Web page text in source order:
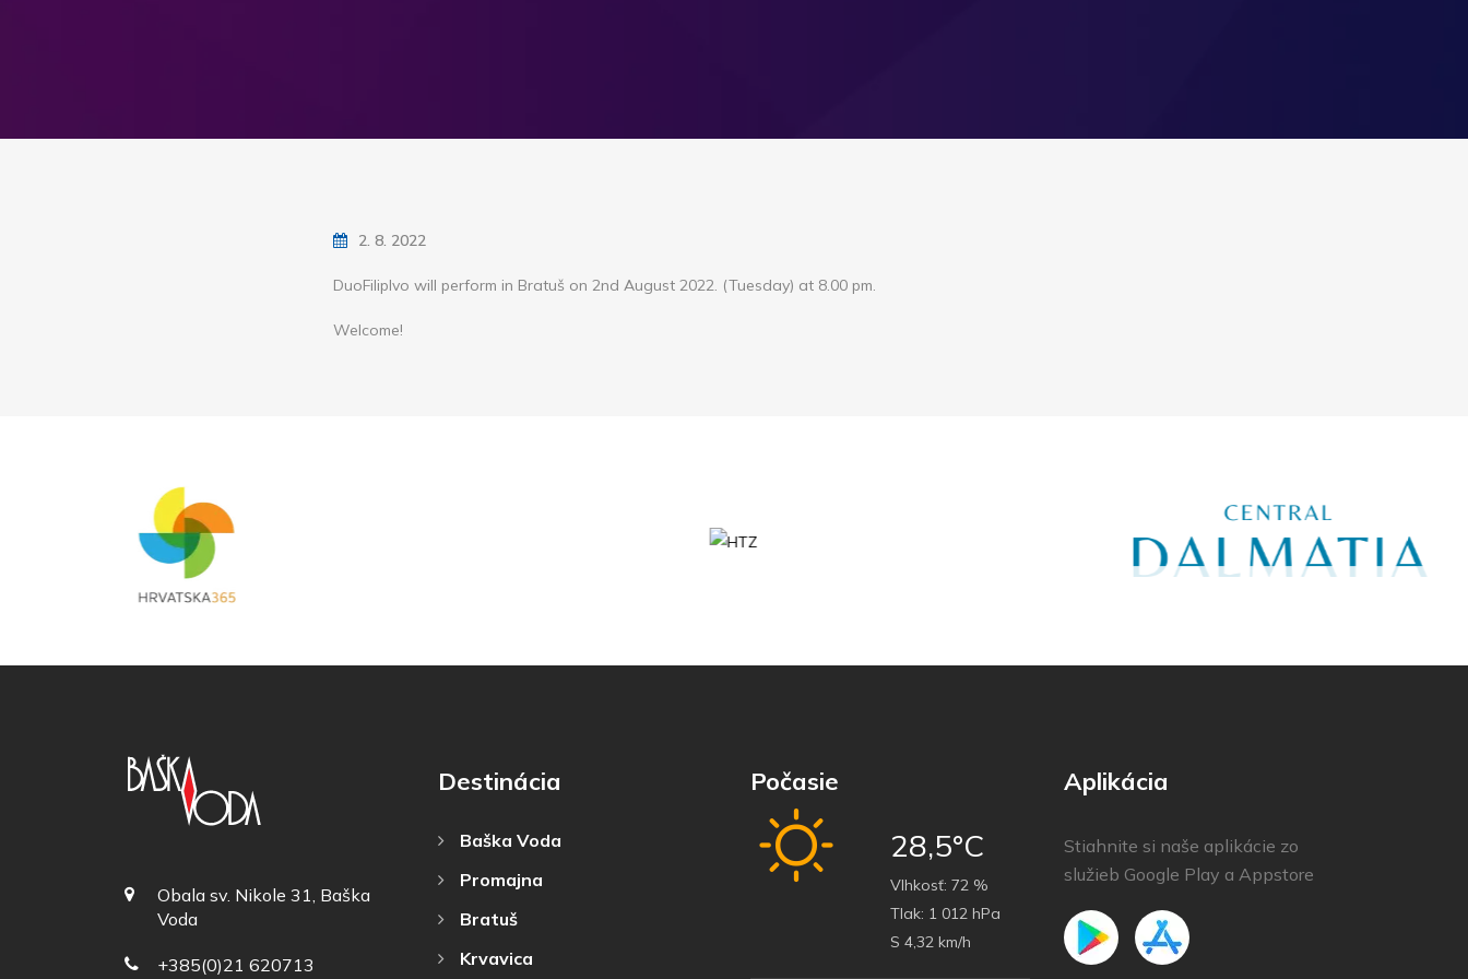
2. 8. 2022
DuoFilipIvo will perform in Bratuš on 2nd August 2022. (Tuesday) at 8.00 pm.
Welcome!
Obala sv. Nikole 31, Baška
Voda
+385(0)21 620713
Destinácia
Baška Voda
Promajna
Bratuš
Krvavica
Počasie
28,5°C
Vlhkosť: 72 %
Tlak: 1 012 hPa
S 4,32 km/h
Aplikácia
Stiahnite si naše aplikácie zo
služieb Google Play a Appstore